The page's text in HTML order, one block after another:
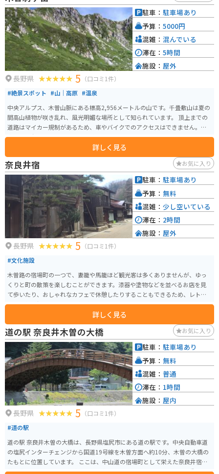
クも完備されています。周辺には、開田高原や御嶽山など、ツーリングスポッ
トも点在しており、拠点としても便利です。 木曽地方は、古くから漆器の産
地として知られており、道の駅 三岳でも、木曽漆器を購入することができま
す。木曽漆器は、堅牢で美しく、使い込むほどに味わいが増すのが特徴です。
お土産にいかがでしょうか。
長野県 5 （口コミ1件）
#絶景スポット #山｜高原 #温泉
中央アルプス、木曽山脈にある標高2,956メートルの山です。千畳敷山は夏の
間高山植物が咲き乱れ、風光明媚な場所として知られています。 頂上までの
道路はマイカー規制があるため、車やバイクでのアクセスはできません。途
中の菅の台バスセンターから路線バスに乗り、その後ロープウェイで頂上ま
詳しく見る
駐車： 駐車場あり
予算： 5000円
混雑： 混んでいる
滞在： 5時間
施設： 屋外
奈良井宿 お気に入り
長野県 5 （口コミ1件）
#文化施設
木曽路の宿場町の一つで、妻籠や馬籠ほど観光客は多くありませんが、ゆっ
くりと町の散策を楽しむことができます。漆器や塗物などを並べるお店を見
て歩いたり、おしゃれなカフェで休憩したりすることもできるため、レトロ
な雰囲気が好きな人にも人気が高まっているようです。
詳しく見る
駐車： 駐車場あり
予算： 無料
混雑： 少し空いている
滞在： 2時間
施設： 屋外
道の駅 奈良井木曽の大橋 お気に入り
長野県 5 （口コミ1件）
#道の駅
道の駅 奈良井木曽の大橋は、長野県塩尻市にある道の駅です。中央自動車道
の塩尻インターチェンジから国道19号線を木曽方面へ約10分、木曽の大橋の
たもとに位置しています。 ここは、中山道の宿場町として栄えた奈良井宿と
贄川宿の間に位置し、木曽路のほぼ中心にあります。周辺には、国の重要文
駐車： 駐車場あり
予算： 無料
混雑： 普通
滞在： 1時間
施設： 屋内